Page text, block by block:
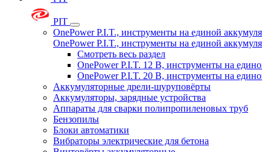
PIT
OnePower P.I.T., инструменты на единой
OnePower P.I.T., инструменты на единой
Смотреть весь раздел
OnePower P.I.T. 12 В, инструменты на
OnePower P.I.T. 20 В, инструменты на
Аккумуляторные дрели-шуруповёрты
Аккумуляторы, зарядные устройства
Аппараты для сварки полипропиленовых труб
Бензопилы
Блоки автоматики
Вибраторы электрические для бетона